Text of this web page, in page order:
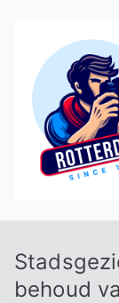
inhoud
springen
behoud